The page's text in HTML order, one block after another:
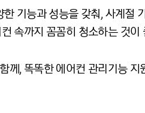
한 기능과 성능을 갖춰, 사계
속까지 꼼꼼히 청소하는 것
께, 똑똑한 에어컨 관리기능